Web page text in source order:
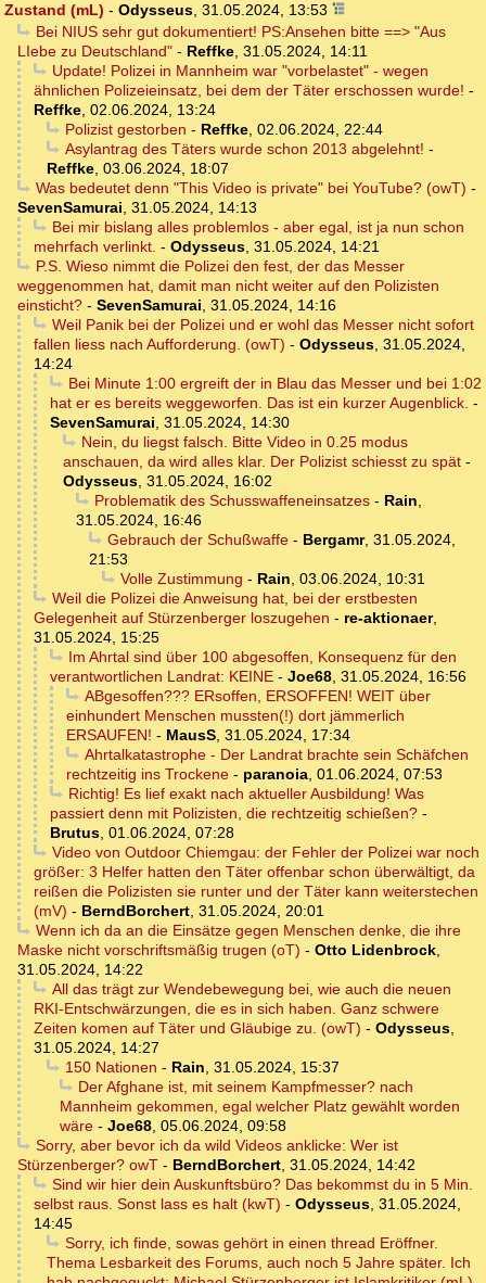
Zustand (mL) - Odysseus, 31.05.2024, 13:53
Bei NIUS sehr gut dokumentiert! PS:Ansehen bitte ==> "Aus
LIebe zu Deutschland" - Reffke, 31.05.2024, 14:11
Update! Polizei in Mannheim war "vorbelastet" - wegen
ähnlichen Polizeieinsatz, bei dem der Täter erschossen wurde! -
Reffke, 02.06.2024, 13:24
Polizist gestorben - Reffke, 02.06.2024, 22:44
Asylantrag des Täters wurde schon 2013 abgelehnt! -
Reffke, 03.06.2024, 18:07
Was bedeutet denn "This Video is private" bei YouTube? (owT) -
SevenSamurai, 31.05.2024, 14:13
Bei mir bislang alles problemlos - aber egal, ist ja nun schon
mehrfach verlinkt. - Odysseus, 31.05.2024, 14:21
P.S. Wieso nimmt die Polizei den fest, der das Messer
weggenommen hat, damit man nicht weiter auf den Polizisten
einsticht? - SevenSamurai, 31.05.2024, 14:16
Weil Panik bei der Polizei und er wohl das Messer nicht sofort
fallen liess nach Aufforderung. (owT) - Odysseus, 31.05.2024,
14:24
Bei Minute 1:00 ergreift der in Blau das Messer und bei 1:02
hat er es bereits weggeworfen. Das ist ein kurzer Augenblick. -
SevenSamurai, 31.05.2024, 14:30
Nein, du liegst falsch. Bitte Video in 0.25 modus
anschauen, da wird alles klar. Der Polizist schiesst zu spät -
Odysseus, 31.05.2024, 16:02
Problematik des Schusswaffeneinsatzes- Rain,
31.05.2024, 16:46
Gebrauch der Schußwaffe- Bergamr, 31.05.2024,
21:53
Volle Zustimmung - Rain, 03.06.2024, 10:31
Weil die Polizei die Anweisung hat, bei der erstbesten
Gelegenheit auf Stürzenberger loszugehen - re-aktionaer,
31.05.2024, 15:25
Im Ahrtal sind über 100 abgesoffen, Konsequenz für den
verantwortlichen Landrat: KEINE - Joe68, 31.05.2024, 16:56
ABgesoffen??? ERsoffen, ERSOFFEN! WEIT über
einhundert Menschen mussten(!) dort jämmerlich
ERSAUFEN! - MausS, 31.05.2024, 17:34
Ahrtalkatastrophe - Der Landrat brachte sein Schäfchen
rechtzeitig ins Trockene - paranoia, 01.06.2024, 07:53
Richtig! Es lief exakt nach aktueller Ausbildung! Was
passiert denn mit Polizisten, die rechtzeitig schießen? -
Brutus, 01.06.2024, 07:28
Video von Outdoor Chiemgau: der Fehler der Polizei war noch
größer: 3 Helfer hatten den Täter offenbar schon überwältigt, da
reißen die Polizisten sie runter und der Täter kann weiterstechen
(mV) - BerndBorchert, 31.05.2024, 20:01
Wenn ich da an die Einsätze gegen Menschen denke, die ihre
Maske nicht vorschriftsmäßig trugen (oT) - Otto Lidenbrock,
31.05.2024, 14:22
All das trägt zur Wendebewegung bei, wie auch die neuen
RKI-Entschwärzungen, die es in sich haben. Ganz schwere
Zeiten komen auf Täter und Gläubige zu. (owT) - Odysseus,
31.05.2024, 14:27
150 Nationen - Rain, 31.05.2024, 15:37
Der Afghane ist, mit seinem Kampfmesser? nach
Mannheim gekommen, egal welcher Platz gewählt worden
wäre - Joe68, 05.06.2024, 09:58
Sorry, aber bevor ich da wild Videos anklicke: Wer ist
Stürzenberger? owT - BerndBorchert, 31.05.2024, 14:42
Sind wir hier dein Auskunftsbüro? Das bekommst du in 5 Min.
selbst raus. Sonst lass es halt (kwT) - Odysseus, 31.05.2024,
14:45
Sorry, ich finde, sowas gehört in einen thread Eröffner.
Thema Lesbarkeit des Forums, auch noch 5 Jahre später. Ich